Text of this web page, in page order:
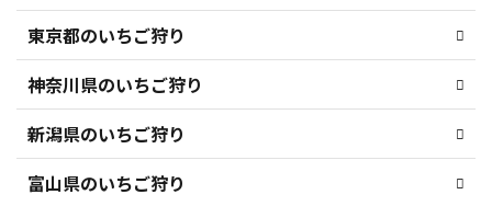
東京都のいちご狩り
神奈川県のいちご狩り
新潟県のいちご狩り
富山県のいちご狩り